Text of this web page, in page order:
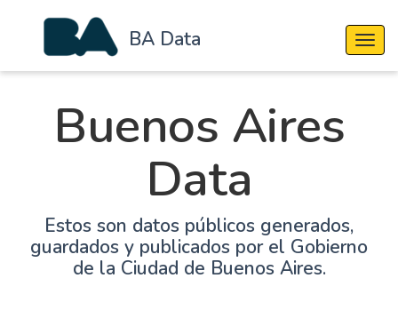
BA Data
Buenos Aires
Data
Estos son datos públicos generados,
guardados y publicados por el Gobierno
de la Ciudad de Buenos Aires.